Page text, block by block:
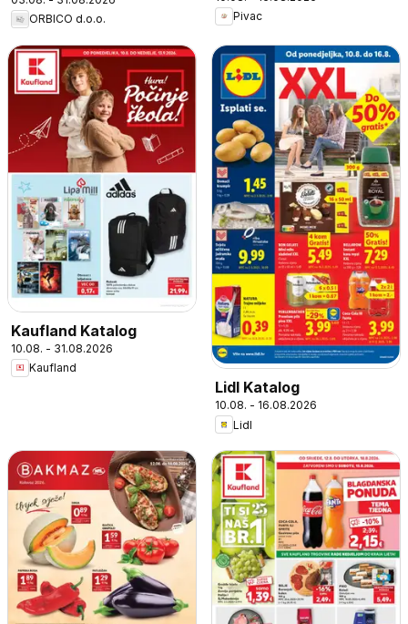
ORBICO d.o.o.
Pivac
Kaufland Katalog
10.08. - 31.08.2026
Kaufland
Lidl Katalog
10.08. - 16.08.2026
Lidl